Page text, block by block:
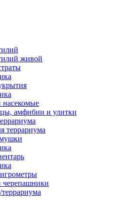
живой
амфибии и улитки
террариума
черепашники